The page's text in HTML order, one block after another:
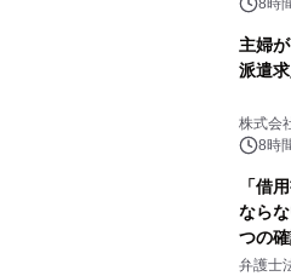
主婦
派遣
株式会
8時
「借
なら
つの
弁護士